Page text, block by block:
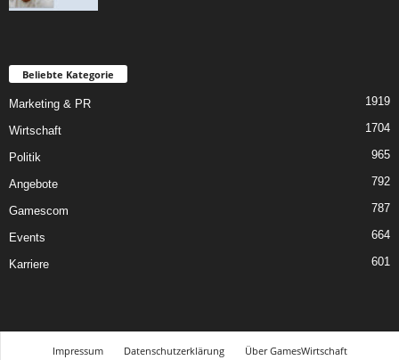
Beliebte Kategorie
Marketing & PR 1919
Wirtschaft 1704
Politik 965
Angebote 792
Gamescom 787
Events 664
Karriere 601
Impressum Datenschutzerklärung Über GamesWirtschaft